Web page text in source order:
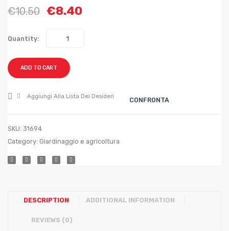
€10.50 €8.40
Quantity:
ADD TO CART
Aggiungi Alla Lista Dei Desideri CONFRONTA
SKU: 31694
Category: Giardinaggio e agricoltura
DESCRIPTION ADDITIONAL INFORMATION
REVIEWS (0)